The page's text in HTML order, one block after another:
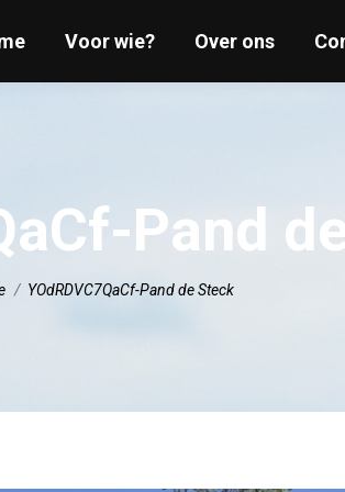
Voor wie? Over ons
Pand
hier:
YOdRDVC7QaCf-Pand de Steck
Voor wie? Over ons